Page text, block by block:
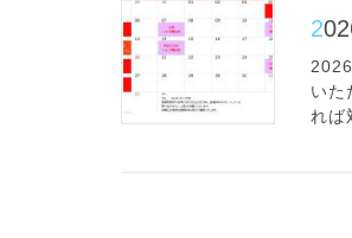
いた
れ